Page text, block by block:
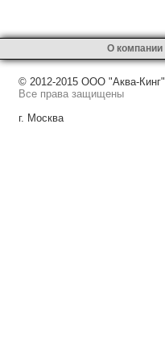
О компании
© 2012-2015 ООО "Аква-Кинг"
Все права защищены
г. Москва